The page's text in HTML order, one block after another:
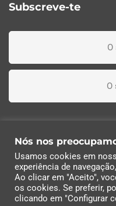
Subscreve-te
Subscreva agora
© 2022 Industrias
Nós nos
Usamos cookies em
experiência de
Ao clicar em "Aceito",
os cookies. Se preferir,
clicando em "Configurar